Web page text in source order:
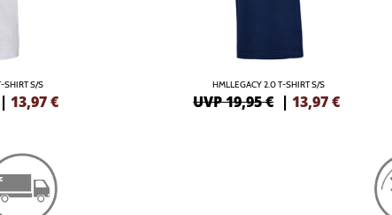
SHIRT S/S
| 13,97€
HMLLEGACY 2.0 T-SHIRT S/S
UVP 19,95 € |13,97€